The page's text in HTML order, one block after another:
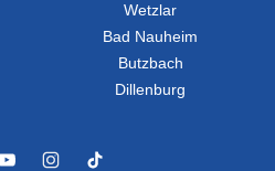
Wetzlar
Bad Nauheim
Butzbach
Dillenburg